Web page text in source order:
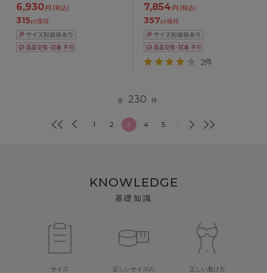
6,930円 (税込)
315pt獲得
7,854円 (税込)
357pt獲得
2件
全 230 件
1 2 3 4 5
KNOWLEDGE
基礎知識
サイズ
正しいサイズの
正しい着け方